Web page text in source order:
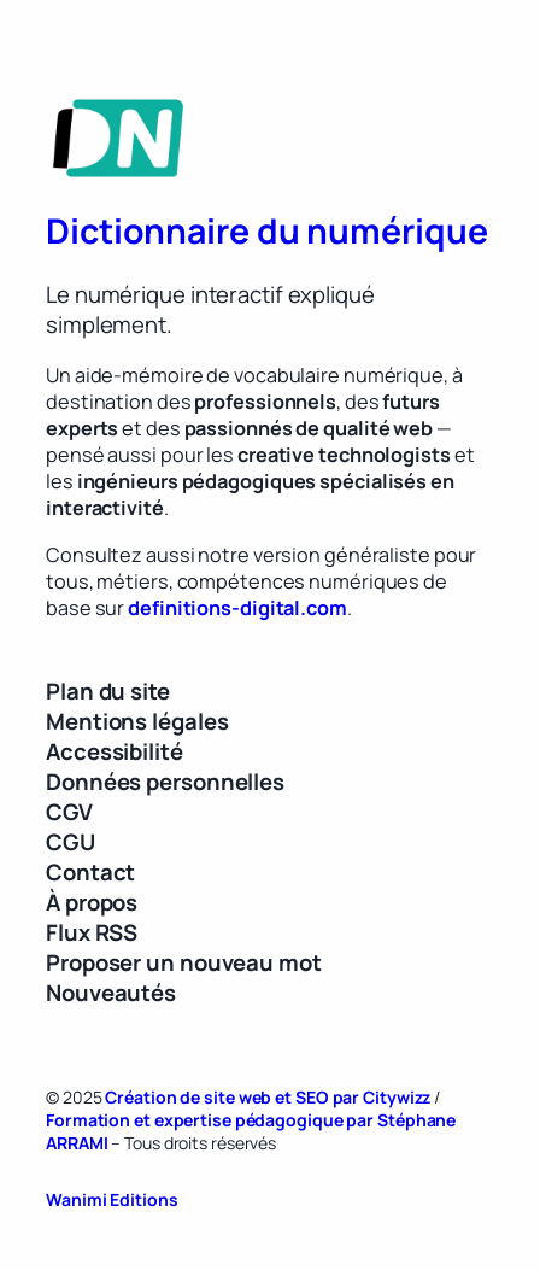
Dictionnaire du numérique
Le numérique interactif expliqué
simplement.
Un aide-mémoire de vocabulaire numérique, à
destination desprofessionnels, desfuturs
expertset des passionnés de qualité web—
pensé aussi pour lescreative technologistset
les ingénieurs pédagogiques spécialisés en
interactivité.
Consultez aussi notre version généraliste pour
tous, métiers, compétences numériques de
base surdefinitions-digital.com.
Plan du site
Mentions légales
Accessibilité
Données personnelles
CGV
CGU
Contact
À propos
Flux RSS
Proposer un nouveau mot
Nouveautés
© 2025Création de site web et SEO par Citywizz /
Formation et expertise pédagogique par Stéphane
ARRAMI– Tous droits réservés
Wanimi Editions